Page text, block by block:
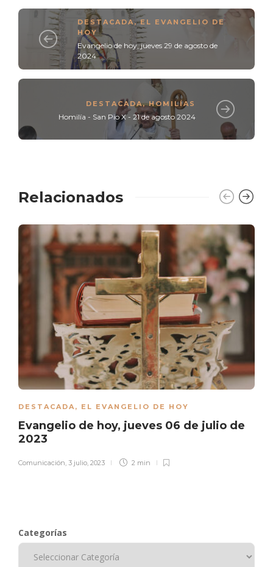
DESTACADA ,EL EVANGELIO DE
HOY
Evangelio de hoy, jueves 29 de agosto de
2024
DESTACADA,HOMILÍAS
Homilía - San Pio X - 21 de agosto 2024
Relacionados
DESTACADA, EL EVANGELIO DE HOY
Evangelio de hoy, jueves 06 de julio de
2023
Comunicación, 3 julio, 2023 2 min
Categorías